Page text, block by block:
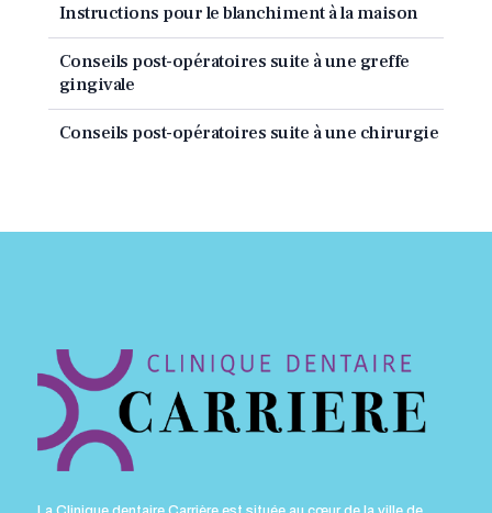
Instructions pour le blanchiment à la maison
Conseils post-opératoires suite à une greffe
gingivale
Conseils post-opératoires suite à une chirurgie